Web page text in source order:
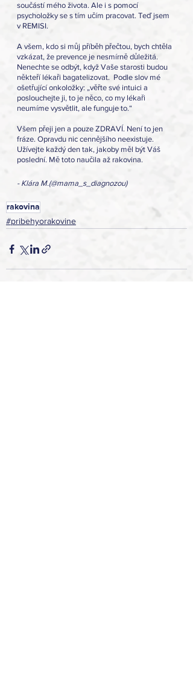
součástí mého života. Ale i s pomocí
psycholožky se s tím učím pracovat. Teď jsem
v REMISI.
A všem, kdo si můj příběh přečtou, bych chtěla
vzkázat, že prevence je nesmírně důležitá.
Nenechte se odbýt, když Vaše starosti budou
někteří lékaři bagatelizovat.  Podle slov mé
ošetřující onkoložky: „věřte své intuici a
poslouchejte ji, to je něco, co my lékaři
neumíme vysvětlit, ale funguje to.“
Všem přeji jen a pouze ZDRAVÍ. Není to jen
fráze. Opravdu nic cennějšího neexistuje.
Užívejte každý den tak, jakoby měl být Váš
poslední. Mě toto naučila až rakovina.
- Klára M.(@mama_s_diagnozou)
rakovina
#pribehyorakovine